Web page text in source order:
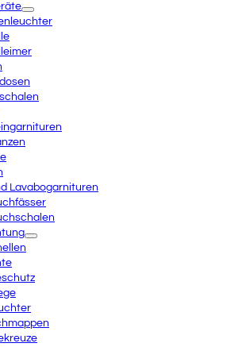
Lavabogarnituren